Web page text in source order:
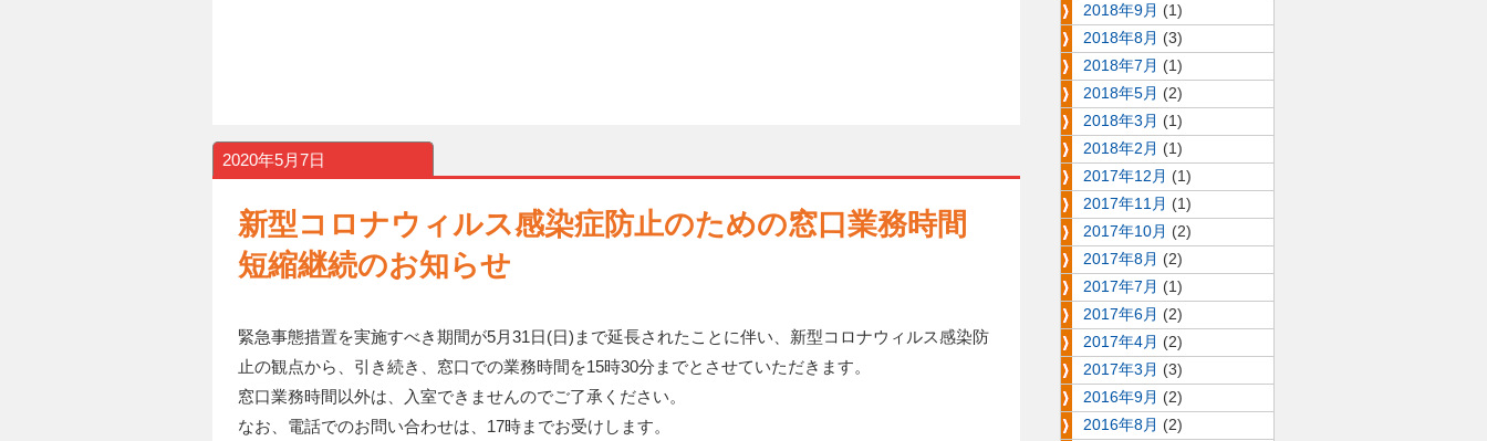
2020年5月7日
新型コロナウィルス感染症防止のための窓口業務時間
短縮継続のお知らせ
緊急事態措置を実施すべき期間が5月31日(日)まで延長されたことに伴い、新型コロナウィルス感染防
止の観点から、引き続き、窓口での業務時間を15時30分までとさせていただきます。
窓口業務時間以外は、入室できませんのでご了承ください。
なお、電話でのお問い合わせは、17時までお受けします。
2018年9月 (1)
2018年8月 (3)
2018年7月 (1)
2018年5月 (2)
2018年3月 (1)
2018年2月 (1)
2017年12月 (1)
2017年11月 (1)
2017年10月 (2)
2017年8月 (2)
2017年7月 (1)
2017年6月 (2)
2017年4月 (2)
2017年3月 (3)
2016年9月 (2)
2016年8月 (2)